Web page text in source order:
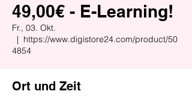
49,00€ - E-Learning!
Fr., 03. Okt.
  |
https://www.digistore24.com/product/50
4854
Ort und Zeit